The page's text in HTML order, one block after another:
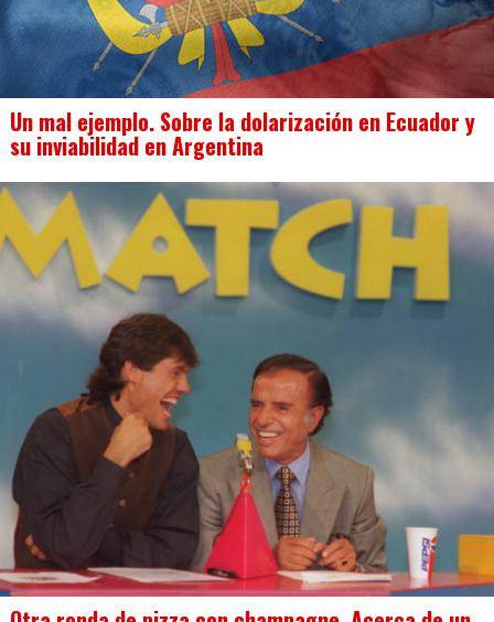
Un mal ejemplo. Sobre la dolarización en Ecuador y
su inviabilidad en Argentina